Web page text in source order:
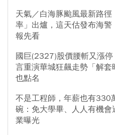
天氣／白海豚颱風最新路
率」出爐，這天估發布海
報先看
國巨(2327)股價腰斬又漲
言重演華城狂飆走勢「解
也點名
不是工程師，年薪也有330
碗：免大學畢、人人有機
業曝光